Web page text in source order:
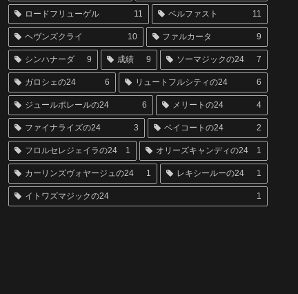
ロードフリューゲル 11 ベルファスト 11
ヘヴンズクライ 10 ファルカータ 9
シンハナーダ 9 成績 9 ソーマジックの24 7
ガロシェの24 6 リュートフルシティの24 6
ジュールポレールの24 6 メリートの24 4
ファイナライズの24 3 ベイコートの24 2
フロルセレジェイラの24 1 オリーズキャンディの24 1
カーリンズヴォヤージュの24 1 レキシールーの24 1
イトワズマジックの24 1